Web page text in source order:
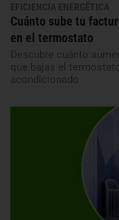
EFICIENCIA ENERGÉTICA
Cuánto sube tu
en el termostato
Descubre cuánto
que bajas el
acondicionado